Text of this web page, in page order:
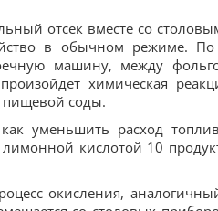
отсек вместе со
в обычном режиме. По
машину, между
химическая
пищевой соды.
как уменьшить расход
кислотой 10
окисления,